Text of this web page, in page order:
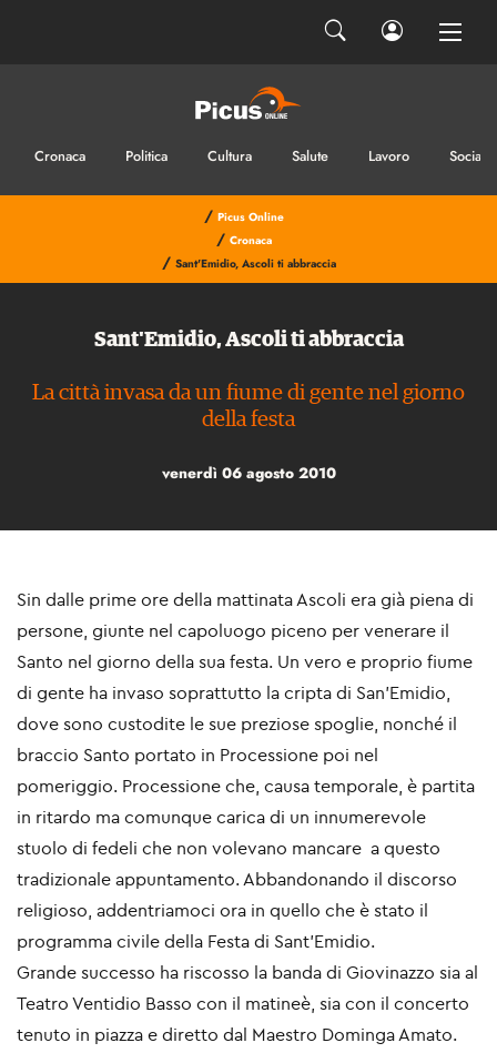
Cronaca Politica Cultura Salute Lavoro Sociale
/ Picus Online
/ Cronaca
/ Sant'Emidio, Ascoli ti abbraccia
Sant'Emidio, Ascoli ti abbraccia
La città invasa da un fiume di gente nel giorno
della festa
venerdì 06 agosto 2010
Sin dalle prime ore della mattinata Ascoli era già piena di
persone, giunte nel capoluogo piceno per venerare il
Santo nel giorno della sua festa. Un vero e proprio fiume
di gente ha invaso soprattutto la cripta di San’Emidio,
dove sono custodite le sue preziose spoglie, nonché il
braccio Santo portato in Processione poi nel
pomeriggio. Processione che, causa temporale, è partita
in ritardo ma comunque carica di un innumerevole
stuolo di fedeli che non volevano mancare a questo
tradizionale appuntamento. Abbandonando il discorso
religioso, addentriamoci ora in quello che è stato il
programma civile della Festa di Sant’Emidio.
Grande successo ha riscosso la banda di Giovinazzo sia al
Teatro Ventidio Basso con il matineè, sia con il concerto
tenuto in piazza e diretto dal Maestro Dominga Amato.